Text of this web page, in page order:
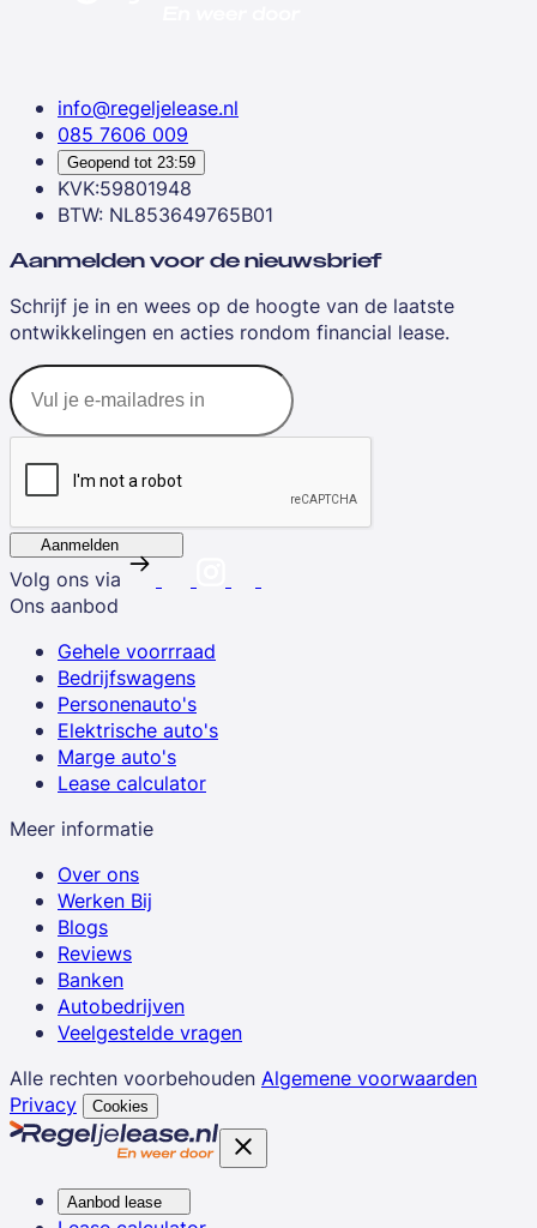
info@regeljelease.nl
085 7606 009
Geopend tot 23:59
KVK:59801948
BTW: NL853649765B01
Aanmelden voor de nieuwsbrief
Schrijf je in en wees op de hoogte van de laatste
ontwikkelingen en acties rondom financial lease.
Aanmelden
Volg ons via
Ons aanbod
Gehele voorrraad
Bedrijfswagens
Personenauto's
Elektrische auto's
Marge auto's
Lease calculator
Meer informatie
Over ons
Werken Bij
Blogs
Reviews
Banken
Autobedrijven
Veelgestelde vragen
Alle rechten voorbehouden Algemene voorwaarden
Privacy
Cookies
Aanbod lease